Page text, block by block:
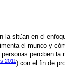
la sitúan en el
el mundo y
perciben
2011) con el fin de